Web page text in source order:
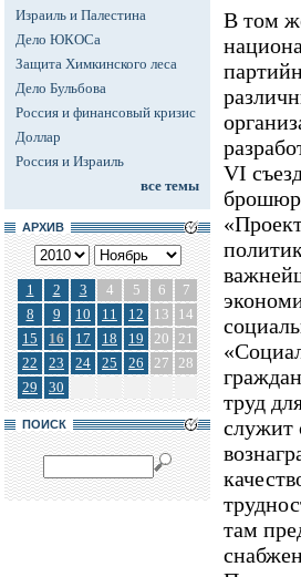
Израиль и Палестина
Дело ЮКОСа
Защита Химкинского леса
Дело Бульбова
Россия и финансовый кризис
Доллар
Россия и Израиль
все темы
АРХИВ
1 2 3 4 5 6
7
8
9 10 11 12 13
14
15
16 17 18 19 20 21
22
23 24 25 26 27 28
29
30
ПОИСК
В том
VI
труд
служит
там